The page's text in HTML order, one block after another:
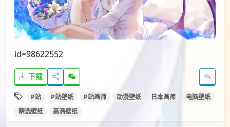
id=98622552
下载
P站 P站壁纸 P站画师 动漫壁纸 日本画师
电脑壁纸
精选壁纸
高清壁纸